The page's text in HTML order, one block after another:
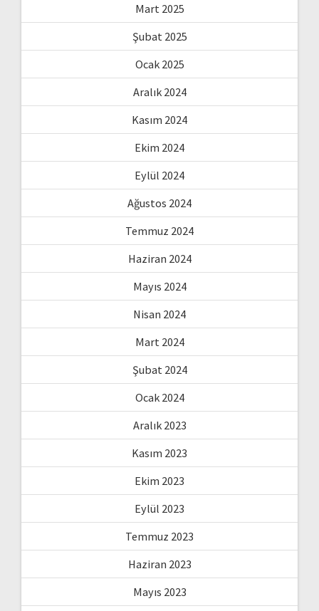
Mart 2025
Şubat 2025
Ocak 2025
Aralık 2024
Kasım 2024
Ekim 2024
Eylül 2024
Ağustos 2024
Temmuz 2024
Haziran 2024
Mayıs 2024
Nisan 2024
Mart 2024
Şubat 2024
Ocak 2024
Aralık 2023
Kasım 2023
Ekim 2023
Eylül 2023
Temmuz 2023
Haziran 2023
Mayıs 2023